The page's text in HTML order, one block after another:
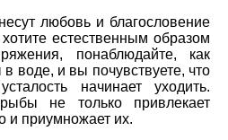
любовь и благословение
естественным образом
понаблюдайте, как
воде, и вы почувствуете, что
начинает уходить.
не только привлекает
и приумножает их.